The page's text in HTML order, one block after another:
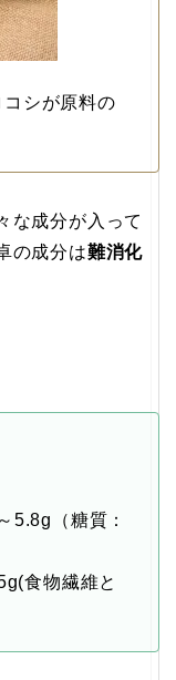
シが原料の
な成分が入って
の成分は難消化
5.8g（糖質：
食物繊維と